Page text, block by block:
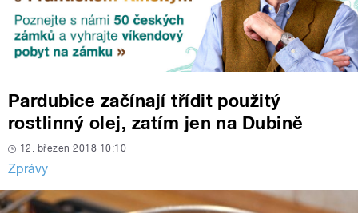
Pardubice začínají třídit použitý
rostlinný olej, zatím jen na Dubině
12. březen 2018 10:10
Zprávy